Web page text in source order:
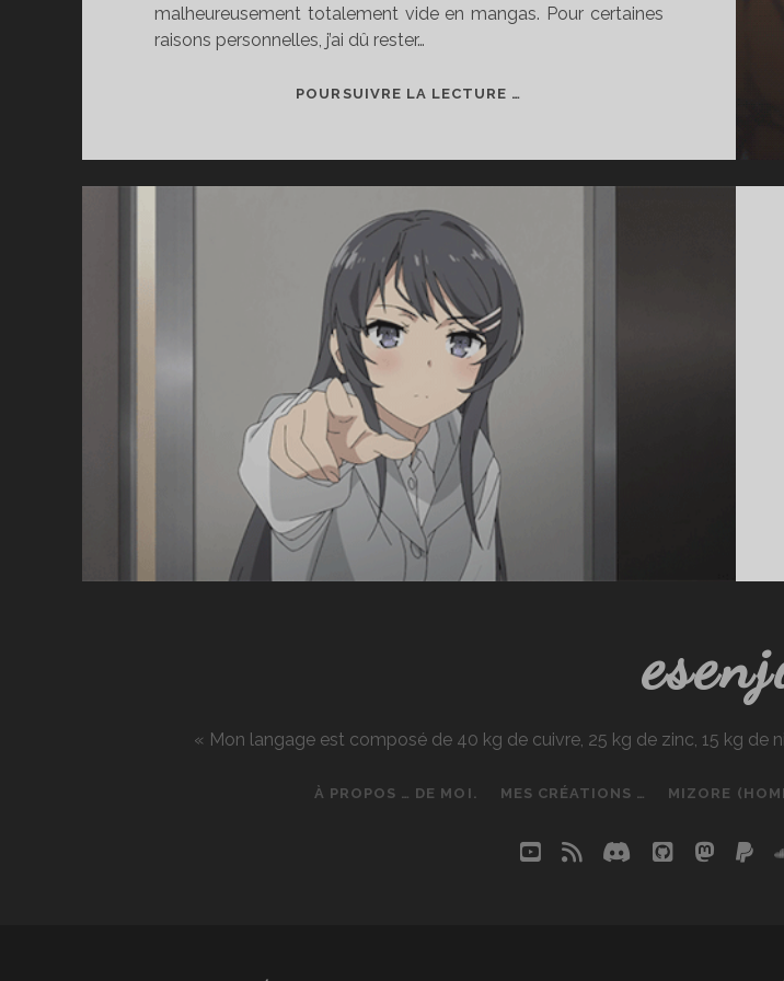
malheureusement totalement vide en mangas. Pour certaines
raisons personnelles, j’ai dû rester…
POURSUIVRE LA LECTURE …
« Mon langage est composé de 40 kg de cuivre, 25 kg de zinc, 15 kg
À PROPOS … DE MOI. MES CRÉATIONS … MIZORE
youtube
rss discord
github